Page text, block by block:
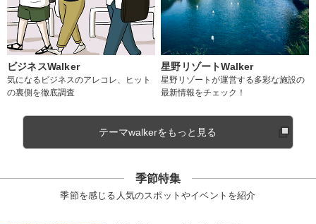
ビジネスWalker
気になるビジネスのアレコレ、ヒット
の裏側を徹底調査
星野リゾートWalker
星野リゾートが運営する多彩な施設の
最新情報をチェック！
テーマwalkerをもっと見る
季節特集
季節を感じる人気のスポットやイベントを紹介